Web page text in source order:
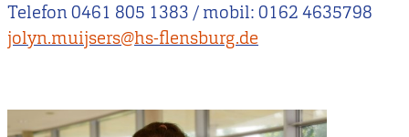
Telefon 0461 805 1383 / mobil: 0162 4635798
jolyn.muijsers@hs-flensburg.de